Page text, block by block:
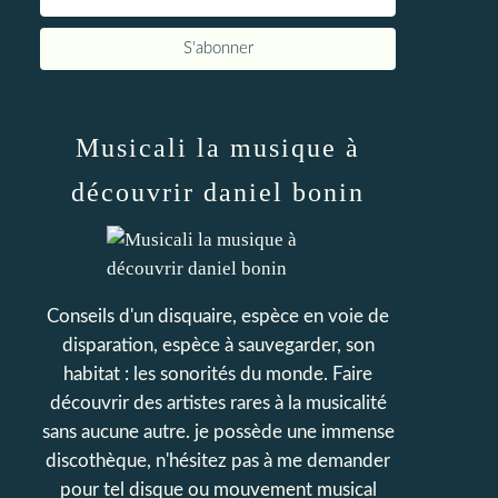
Musicali la musique à
découvrir daniel bonin
Conseils d'un disquaire, espèce en voie de
disparation, espèce à sauvegarder, son
habitat : les sonorités du monde. Faire
découvrir des artistes rares à la musicalité
sans aucune autre. je possède une immense
discothèque, n'hésitez pas à me demander
pour tel disque ou mouvement musical